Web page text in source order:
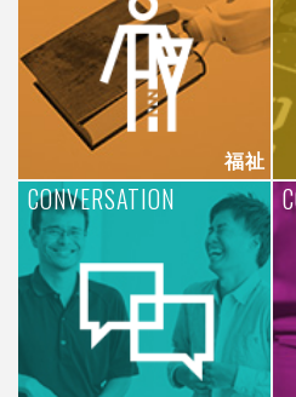
福祉
CONVERSATION